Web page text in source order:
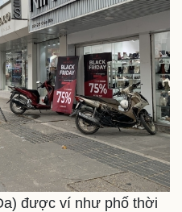
Multimedia
Video
Ảnh
được ví như phố thời